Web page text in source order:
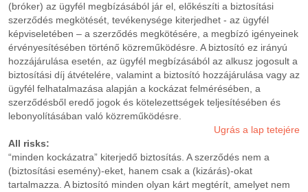
(bróker) az ügyfél megbízásából jár el, előkészíti a biztosítási
szerződés megkötését, tevékenysége kiterjedhet - az ügyfél
képviseletében – a szerződés megkötésére, a megbízó igényeinek
érvényesítésében történő közreműködésre. A biztosító ez irányú
hozzájárulása esetén, az ügyfél megbízásából az alkusz jogosult a
biztosítási díj átvételére, valamint a biztosító hozzájárulása vagy az
ügyfél felhatalmazása alapján a kockázat felmérésében, a
szerződésből eredő jogok és kötelezettségek teljesítésében és
lebonyolításában való közreműködésre.
Ugrás a lap tetejére
All risks:
“minden kockázatra” kiterjedő biztosítás. A szerződés nem a
(biztosítási esemény)-eket, hanem csak a (kizárás)-okat
tartalmazza. A biztosító minden olyan kárt megtérít, amelyet nem